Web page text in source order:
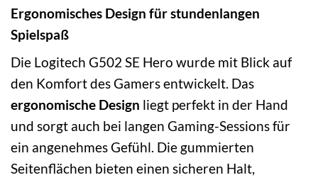
Ergonomisches Design für stundenlangen
Spielspaß
Die Logitech G502 SE Hero wurde mit Blick auf
den Komfort des Gamers entwickelt. Das
ergonomische Design liegt perfekt in der Hand
und sorgt auch bei langen Gaming-Sessions für
ein angenehmes Gefühl. Die gummierten
Seitenflächen bieten einen sicheren Halt,